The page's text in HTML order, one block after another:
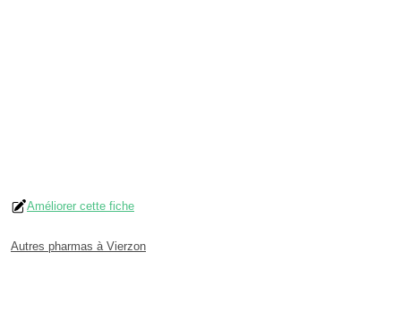
Améliorer cette fiche
Autres pharmas à Vierzon